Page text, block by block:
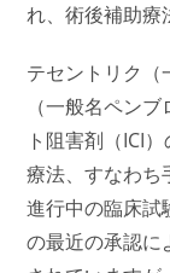
れ、術後補助療
テセントリク（
（一般名ペン
ト阻害剤（ICI
療法、すなわち
進行中の臨床試
の最近の承認に